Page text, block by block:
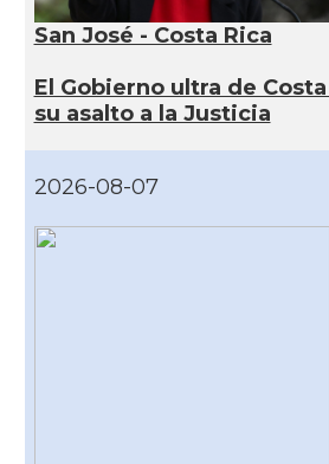
San José - Costa Rica
El Gobierno ultra de
su asalto a la Justicia
2026-08-07